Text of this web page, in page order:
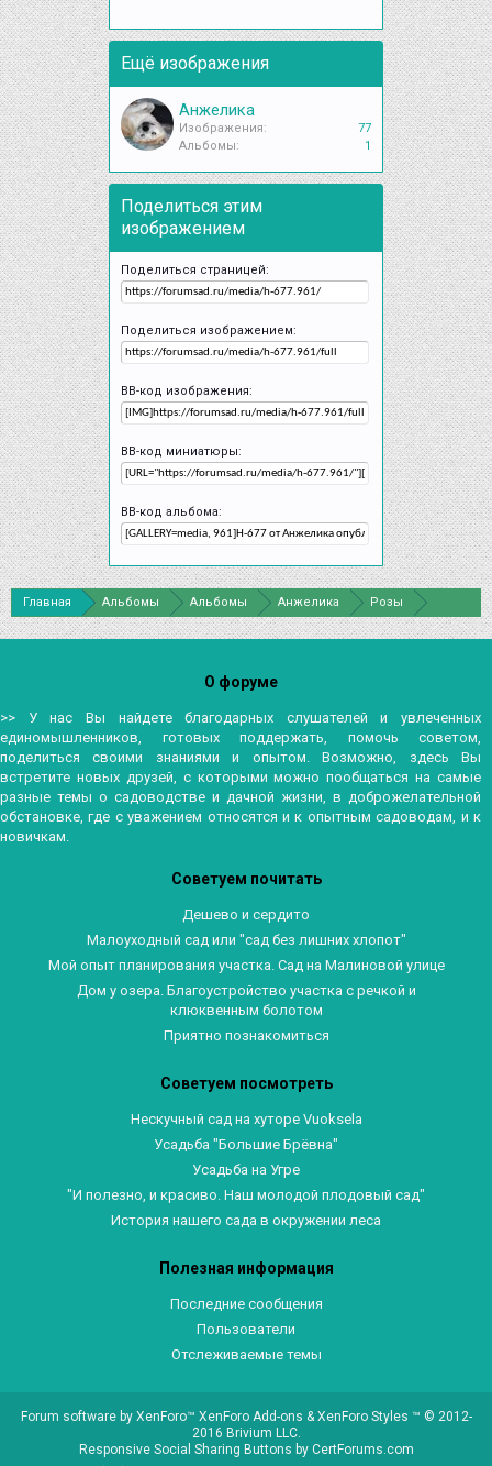
Ещё изображения
Анжелика
Изображения:
77
Альбомы:
1
Поделиться этим
изображением
Поделиться страницей:
Поделиться изображением:
BB-код изображения:
BB-код миниатюры:
BB-код альбома:
Главная Альбомы Альбомы Анжелика Розы
О форуме
>> У нас Вы найдете благодарных слушателей и увлеченных
единомышленников, готовых поддержать, помочь советом,
поделиться своими знаниями и опытом. Возможно, здесь Вы
встретите новых друзей, с которыми можно пообщаться на самые
разные темы о садоводстве и дачной жизни, в доброжелательной
обстановке, где с уважением относятся и к опытным садоводам, и к
новичкам.
Советуем почитать
Дешево и сердито
Малоуходный сад или "сад без лишних хлопот"
Мой опыт планирования участка. Сад на Малиновой улице
Дом у озера. Благоустройство участка с речкой и
клюквенным болотом
Приятно познакомиться
Советуем посмотреть
Нескучный сад на хуторе Vuoksela
Усадьба "Большие Брёвна"
Усадьба на Угре
"И полезно, и красиво. Наш молодой плодовый сад"
История нашего сада в окружении леса
Полезная информация
Последние сообщения
Пользователи
Отслеживаемые темы
Forum software by XenForo™ XenForo Add-ons &XenForo Styles ™ © 2012-
2016 Brivium LLC.
Responsive Social Sharing Buttons by CertForums.com